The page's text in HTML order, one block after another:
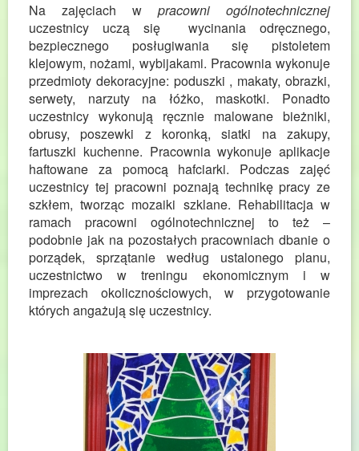
Na zajęciach w pracowni ogólnotechnicznej
uczestnicy uczą się wycinania odręcznego,
bezpiecznego posługiwania się pistoletem
klejowym, nożami, wybijakami. Pracownia wykonuje
przedmioty dekoracyjne: poduszki , makaty, obrazki,
serwety, narzuty na łóżko, maskotki. Ponadto
uczestnicy wykonują ręcznie malowane bieżniki,
obrusy, poszewki z koronką, siatki na zakupy,
fartuszki kuchenne. Pracownia wykonuje aplikacje
haftowane za pomocą hafciarki. Podczas zajęć
uczestnicy tej pracowni poznają technikę pracy ze
szkłem, tworząc mozaiki szklane. Rehabilitacja w
ramach pracowni ogólnotechnicznej to też –
podobnie jak na pozostałych pracowniach dbanie o
porządek, sprzątanie według ustalonego planu,
uczestnictwo w treningu ekonomicznym i w
imprezach okolicznościowych, w przygotowanie
których angażują się uczestnicy.